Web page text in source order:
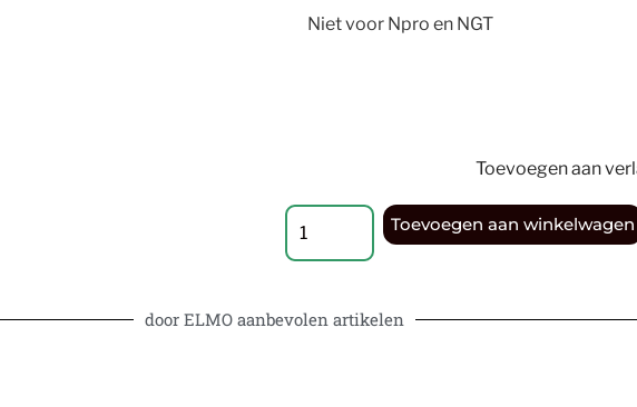
Niet voor Npro en NGT
Toevoegen aan
Toevoegen aan winkelwagen
door ELMO aanbevolen artikelen